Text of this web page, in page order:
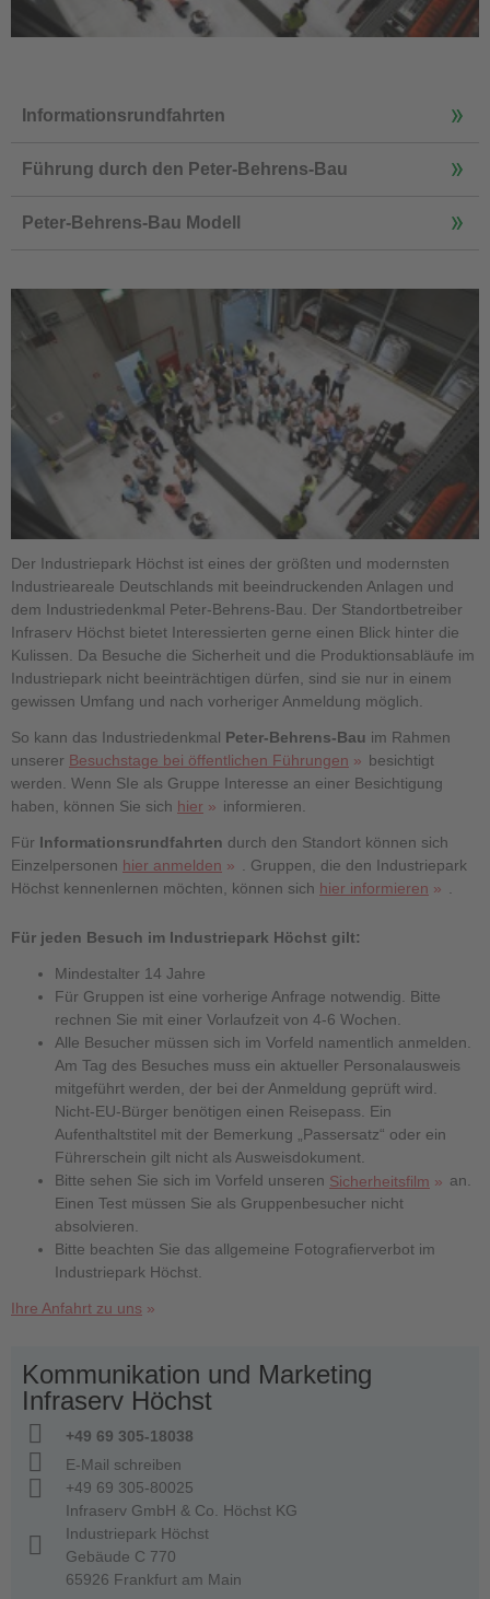
Informationsrundfahrten
Führung durch den Peter-Behrens-Bau
Peter-Behrens-Bau Modell
Der Industriepark Höchst ist eines der größten und modernsten
Industrieareale Deutschlands mit beeindruckenden Anlagen und
dem Industriedenkmal Peter-Behrens-Bau. Der Standortbetreiber
Infraserv Höchst bietet Interessierten gerne einen Blick hinter die
Kulissen. Da Besuche die Sicherheit und die Produktionsabläufe im
Industriepark nicht beeinträchtigen dürfen, sind sie nur in einem
gewissen Umfang und nach vorheriger Anmeldung möglich.
So kann das Industriedenkmal Peter-Behrens-Bau im Rahmen
unserer Besuchstage bei öffentlichen Führungen
besichtigt
werden. Wenn SIe als Gruppe Interesse an einer Besichtigung
haben, können Sie sich hier informieren.
Für Informationsrundfahrten durch den Standort können sich
Einzelpersonen hier anmelden
. Gruppen, die den Industriepark
Höchst kennenlernen möchten, können sich hier informieren .
Für jeden Besuch im Industriepark Höchst gilt:
Mindestalter 14 Jahre
Für Gruppen ist eine vorherige Anfrage notwendig. Bitte
rechnen Sie mit einer Vorlaufzeit von 4-6 Wochen.
Alle Besucher müssen sich im Vorfeld namentlich anmelden.
Am Tag des Besuches muss ein aktueller Personalausweis
mitgeführt werden, der bei der Anmeldung geprüft wird.
Nicht-EU-Bürger benötigen einen Reisepass. Ein
Aufenthaltstitel mit der Bemerkung „Passersatz“ oder ein
Führerschein gilt nicht als Ausweisdokument.
Bitte sehen Sie sich im Vorfeld unseren Sicherheitsfilm
an.
Einen Test müssen Sie als Gruppenbesucher nicht
absolvieren.
Bitte beachten Sie das allgemeine Fotografierverbot im
Industriepark Höchst.
Ihre Anfahrt zu uns
Kommunikation und Marketing
Infraserv Höchst
+49 69 305-18038
E-Mail schreiben
+49 69 305-80025
Infraserv GmbH & Co. Höchst KG
Industriepark Höchst
Gebäude C 770
65926 Frankfurt am Main